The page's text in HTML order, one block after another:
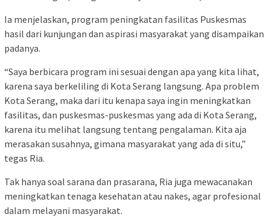
Ia menjelaskan, program peningkatan fasilitas Puskesmas
hasil dari kunjungan dan aspirasi masyarakat yang disampaikan
padanya.
“Saya berbicara program ini sesuai dengan apa yang kita lihat,
karena saya berkeliling di Kota Serang langsung. Apa problem
Kota Serang, maka dari itu kenapa saya ingin meningkatkan
fasilitas, dan puskesmas-puskesmas yang ada di Kota Serang,
karena itu melihat langsung tentang pengalaman. Kita aja
merasakan susahnya, gimana masyarakat yang ada di situ,”
tegas Ria.
Tak hanya soal sarana dan prasarana, Ria juga mewacanakan
meningkatkan tenaga kesehatan atau nakes, agar profesional
dalam melayani masyarakat.